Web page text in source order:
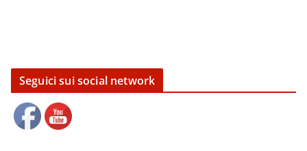
Seguici sui social network